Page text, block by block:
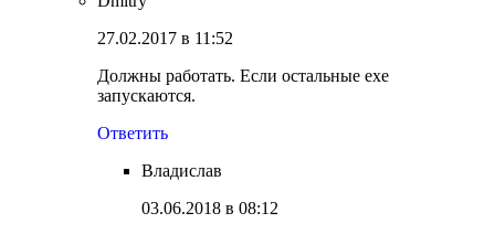
27.02.2017 в 11:52
Должны работать. Если остальные exe
запускаются.
Ответить
Владислав
03.06.2018 в 08:12